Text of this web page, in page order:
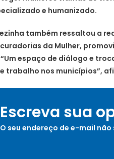
e humanizado.
também ressaltou a
da Mulher,
“Um espaço de diálogo e
trabalho nos municípios”,
Escreva sua
O seu endereço de e-mail